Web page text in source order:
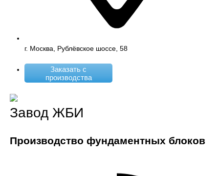
г. Москва, Рублёвское шоссе, 58
Заказать с
производства
Завод ЖБИ
Производство фундаментных блоков